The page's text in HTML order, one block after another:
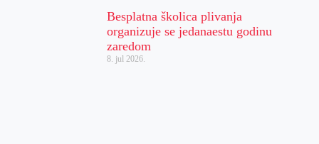
Besplatna školica plivanja
organizuje se jedanaestu godinu
zaredom
8. jul 2026.